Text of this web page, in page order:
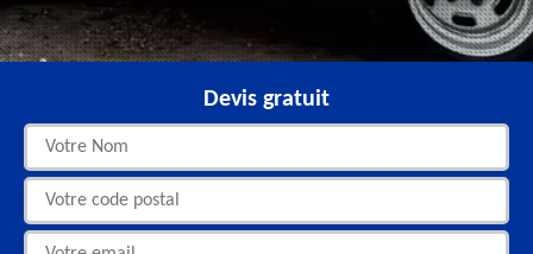
Devis gratuit